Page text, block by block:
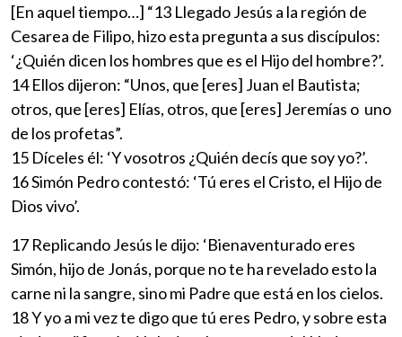
[En aquel tiempo…] “13 Llegado Jesús a la región de
Cesarea de Filipo, hizo esta pregunta a sus discípulos:
‘¿Quién dicen los hombres que es el Hijo del hombre?’.
14 Ellos dijeron: “Unos, que [eres] Juan el Bautista;
otros, que [eres] Elías, otros, que [eres] Jeremías o uno
de los profetas”.
15 Díceles él: ‘Y vosotros ¿Quién decís que soy yo?’.
16 Simón Pedro contestó: ‘Tú eres el Cristo, el Hijo de
Dios vivo’.
17 Replicando Jesús le dijo: ‘Bienaventurado eres
Simón, hijo de Jonás, porque no te ha revelado esto la
carne ni la sangre, sino mi Padre que está en los cielos.
18 Y yo a mi vez te digo que tú eres Pedro, y sobre esta